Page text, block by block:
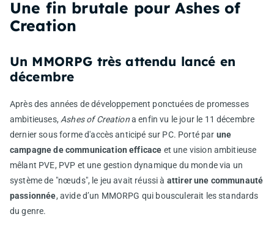
Une fin brutale pour Ashes of
Creation
Un MMORPG très attendu lancé en
décembre
Après des années de développement ponctuées de promesses
ambitieuses,Ashes of Creationa enfin vu le jour le 11 décembre
dernier sous forme d'accès anticipé sur PC. Porté par une
campagne de communication efficace et une vision ambitieuse
mêlant PVE, PVP et une gestion dynamique du monde via un
système de "nœuds", le jeu avait réussi à attirer une communauté
passionnée, avide d’un MMORPG qui bousculerait les standards
du genre.